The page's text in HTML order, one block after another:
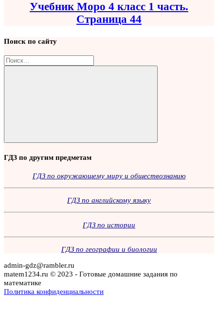
Учебник Моро 4 класс 1 часть.
Страница 44
Поиск по сайту
Найти:
Поиск
ГДЗ по другим предметам
ГДЗ по окружающему миру и обществознанию
ГДЗ по английскому языку
ГДЗ по истории
ГДЗ по географии и биологии
admin-gdz@rambler.ru
matem1234.ru © 2023 - Готовые домашние задания по
математике
Политика конфиденциальности